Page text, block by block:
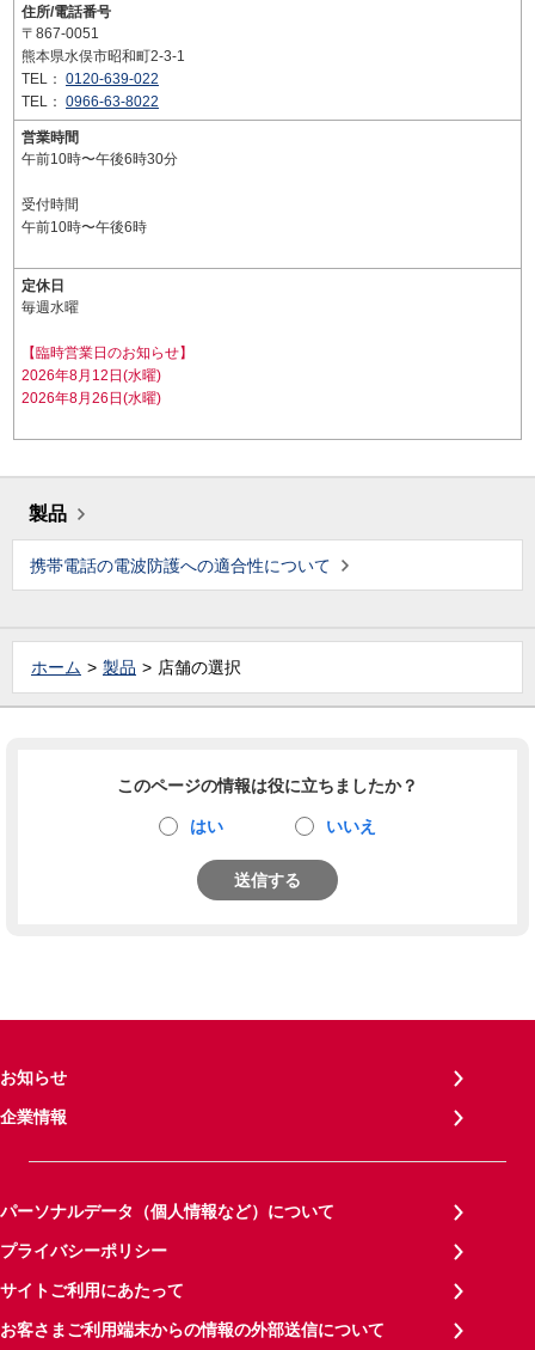
住所/電話番号
〒867-0051
熊本県水俣市昭和町2-3-1
TEL： 0120-639-022
TEL： 0966-63-8022
営業時間
午前10時〜午後6時30分
受付時間
午前10時〜午後6時
定休日
毎週水曜
【臨時営業日のお知らせ】
2026年8月12日(水曜)
2026年8月26日(水曜)
製品
携帯電話の電波防護への適合性について
ホーム 製品 店舗の選択
このページの情報は役に立ちましたか？
はい いいえ
送信する
お知らせ
企業情報
パーソナルデータ（個人情報など）について
プライバシーポリシー
サイトご利用にあたって
お客さまご利用端末からの情報の外部送信について